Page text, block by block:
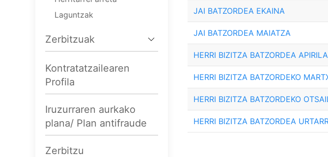
JAI BATZORDEA EKAINA
JAI BATZORDEA MAIATZA
HERRI BIZITZA BATZORDEA APIRILA
HERRI BIZITZA BATZORDEKO
HERRI BIZITZA BATZORDEKO
HERRI BIZITZA BATZORDEA
Laguntzak
Zerbitzuak
Kontratatzailearen
Profila
Iruzurraren aurkako
plana/ Plan antifraude
Zerbitzu